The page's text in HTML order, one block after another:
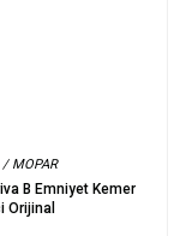
MOPAR
B Emniyet Kemer
Orijinal